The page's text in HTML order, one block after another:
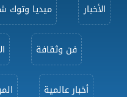
الأخبار ميديا وتوك
فن وثقافة
أخبار عالمية